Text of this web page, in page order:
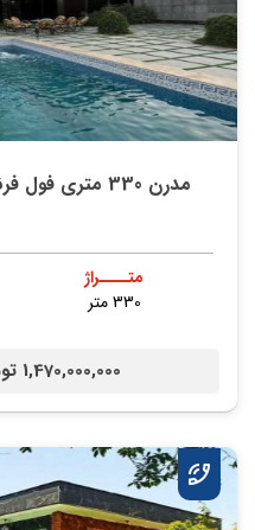
مدرن 330 متری فول فرنیش در منطقه برند الیمالات
متــــراژ
330 متر
1,470,000,000 تومان /